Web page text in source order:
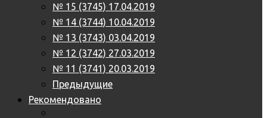
№ 15 (3745) 17.04.2019
№ 14 (3744) 10.04.2019
№ 13 (3743) 03.04.2019
№ 12 (3742) 27.03.2019
№ 11 (3741) 20.03.2019
Предыдущие
Рекомендовано